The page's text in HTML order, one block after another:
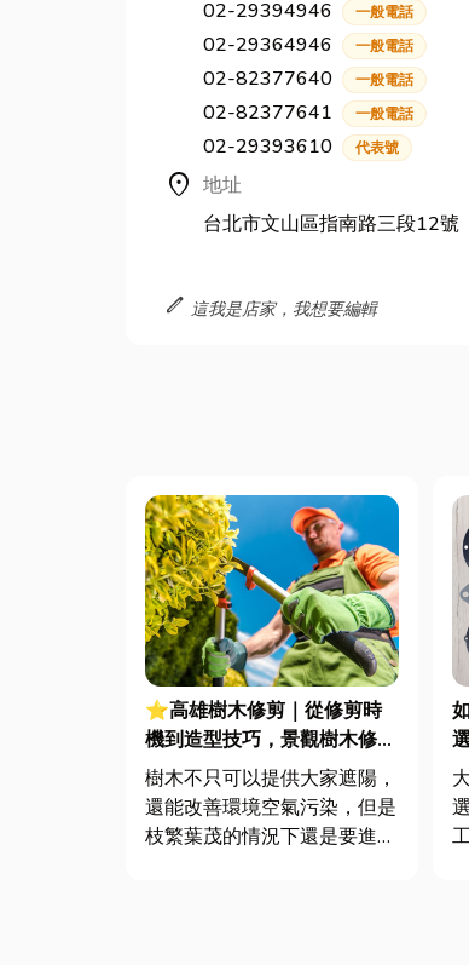
02-29394946 一般電話
02-29364946 一般電話
02-82377640 一般電話
02-82377641 一般電話
02-29393610 代表號
location_on 地址
台北市文山區指南路三段12號
edit 這我是店家，我想要編輯
⭐高雄樹木修剪｜從修剪時
機到造型技巧，景觀樹木修剪
指南一次掌握
樹木不只可以提供大家遮陽，
還能改善環境空氣污染，但是
枝繁葉茂的情況下還是要進行